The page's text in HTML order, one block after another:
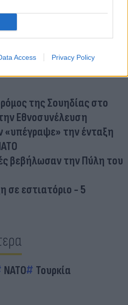
Access Privacy Policy
της Σουηδίας στο
Εθνοσυνέλευση
«υπέγραψε» την ένταξη
βεβήλωσαν την Πύλη του
σε εστιατόριο - 5
ΝΑΤΟ Τουρκία